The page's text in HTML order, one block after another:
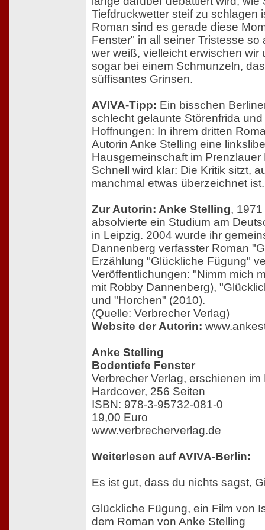
Tiefdruckwetter steif zu schlagen
Roman sind es gerade diese
Fenster" in all seiner Tristesse so
wer weiß, vielleicht erwischen wir
sogar bei einem Schmunzeln,
süffisantes Grinsen.
AVIVA-Tipp: Ein bisschen
schlecht gelaunte Störenfrida
Hoffnungen: In ihrem dritten
Autorin Anke Stelling eine
Hausgemeinschaft im Prenzlauer
Schnell wird klar: Die Kritik sitzt,
manchmal etwas überzeichnet ist.
Zur Autorin: Anke Stelling,
absolvierte ein Studium am
in Leipzig. 2004 wurde ihr
Dannenberg verfasster Roman
Erzählung "Glückliche Fügung"
Veröffentlichungen: "Nimm mich
mit Robby Dannenberg),
und "Horchen" (2010).
(Quelle: Verbrecher Verlag)
Website der Autorin:
Anke Stelling
Bodentiefe Fenster
Verbrecher Verlag, erschienen im
Hardcover, 256 Seiten
ISBN: 978-3-95732-081-0
19,00 Euro
www.verbrecherverlag.de
Weiterlesen auf AVIVA-Berlin:
Es ist gut, dass du nichts sagst,
Glückliche Fügung, ein Film von
dem Roman von Anke Stelling